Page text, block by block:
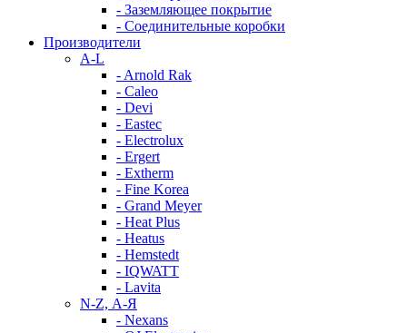
- Заземляющее покрытие
- Соединительные коробки
Производители
A-L
- Arnold Rak
- Caleo
- Devi
- Eastec
- Electrolux
- Ergert
- Extherm
- Fine Korea
- Grand Meyer
- Heat Plus
- Heatus
- Hemstedt
- IQWATT
- Lavita
N-Z, А-Я
- Nexans